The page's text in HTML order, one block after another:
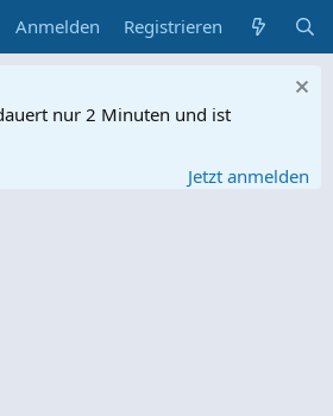
Anmelden Registrieren
nur 2 Minuten und ist
Jetzt anmelden